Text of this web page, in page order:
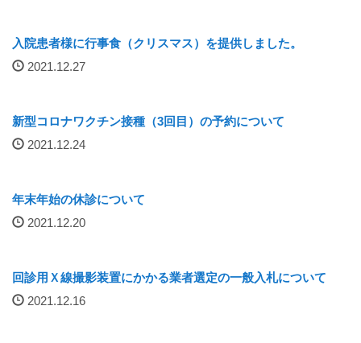
外来案内
外来診療担当表
診療科一覧
院内の案内図
入院患者様に行事食（クリスマス）を提供しました。
2021.12.27
新型コロナワクチン接種（3回目）の予約について
2021.12.24
年末年始の休診について
2021.12.20
回診用Ｘ線撮影装置にかかる業者選定の一般入札について
2021.12.16